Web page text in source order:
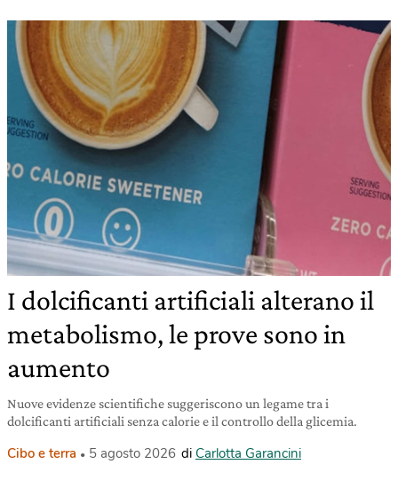
I dolcificanti artificiali alterano il
metabolismo, le prove sono in
aumento
Nuove evidenze scientifiche suggeriscono un legame tra i
dolcificanti artificiali senza calorie e il controllo della glicemia.
Cibo e terra 5 agosto 2026 di Carlotta Garancini